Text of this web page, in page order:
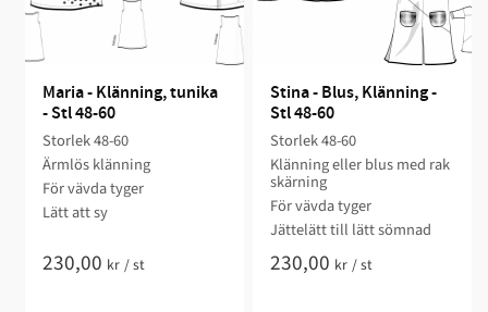
Maria - Klänning, tunika
- Stl 48-60
Storlek 48-60​​​​
Ärmlös klänning​​​​
För vävda tyger​​
Lätt att sy​​
230,00 kr /st
Stina - Blus, Klänning -
Stl 48-60
Storlek 48-60​
Klänning eller blus med rak
skärning​
För vävda tyger​
Jättelätt till lätt sömnad​​​
230,00 kr /st